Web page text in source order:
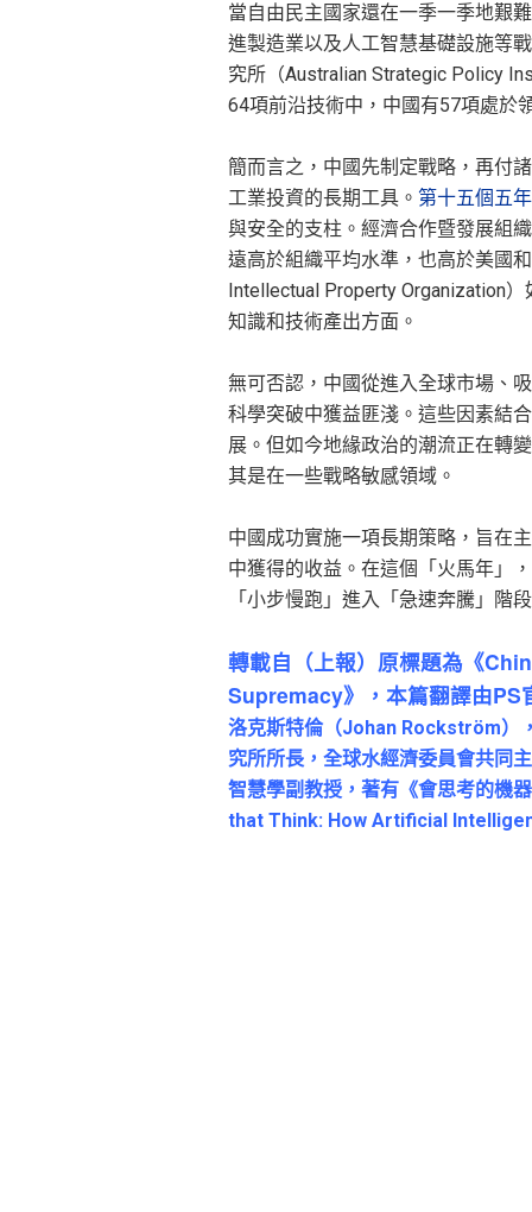
當自由民主國家還在一季一季地艱
進製造業以及人工智慧基礎設施等
究所（Australian Strategic Policy
64項前沿技術中，中國有57項處於
簡而言之，中國先制定戰略，再付
工業投資的長期工具。 第十五個五
與安全的支柱。經濟合作暨發展組
遠高於組織平均水準，也高於美國
Intellectual Property Organization
知識和技術產出方面。
無可否認，中國從進入全球市場、
科學突破中獲益匪淺。這些因素結
展。但如今地緣政治的潮流正在轉
其是在一些戰略敏感領域。
中國成功實施一項長期策略，旨在
中獲得的收益。在這個「火馬年」
「小步慢跑」進入「急速奔騰」階
轉載自（上報）原標題為《
Supremacy》，本篇翻譯由
洛克斯特倫（Johan Rockström）
究所所長，全球水經濟委員會共同
智慧學副教授，著有《會思考的機
that Think: How Artificial